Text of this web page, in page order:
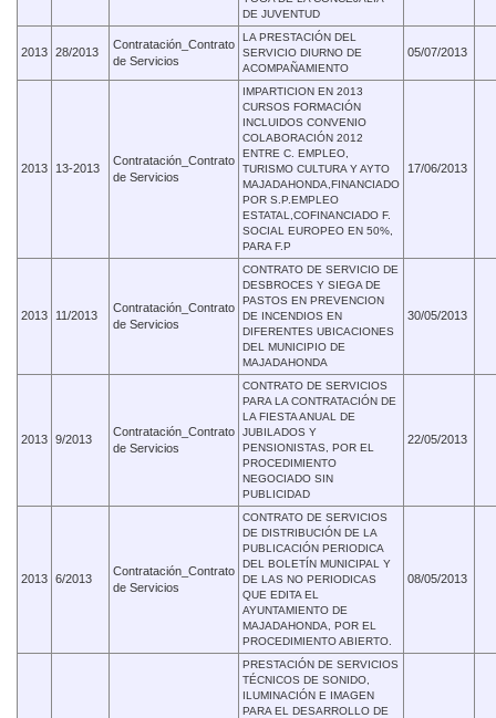
DE JUVENTUD
2013 28/2013
Contratación_Contrato
de Servicios
LA PRESTACIÓN DEL
SERVICIO DIURNO DE
ACOMPAÑAMIENTO
05/07/2013
2013 13-2013
Contratación_Contrato
de Servicios
IMPARTICION EN 2013
CURSOS FORMACIÓN
INCLUIDOS CONVENIO
COLABORACIÓN 2012
ENTRE C. EMPLEO,
TURISMO CULTURA Y AYTO
MAJADAHONDA,FINANCIADO
POR S.P.EMPLEO
ESTATAL,COFINANCIADO F.
SOCIAL EUROPEO EN 50%,
PARA F.P
17/06/2013
2013 11/2013
Contratación_Contrato
de Servicios
CONTRATO DE SERVICIO DE
DESBROCES Y SIEGA DE
PASTOS EN PREVENCION
DE INCENDIOS EN
DIFERENTES UBICACIONES
DEL MUNICIPIO DE
MAJADAHONDA
30/05/2013
2013 9/2013
Contratación_Contrato
de Servicios
CONTRATO DE SERVICIOS
PARA LA CONTRATACIÓN DE
LA FIESTA ANUAL DE
JUBILADOS Y
PENSIONISTAS, POR EL
PROCEDIMIENTO
NEGOCIADO SIN
PUBLICIDAD
22/05/2013
2013 6/2013
Contratación_Contrato
de Servicios
CONTRATO DE SERVICIOS
DE DISTRIBUCIÓN DE LA
PUBLICACIÓN PERIODICA
DEL BOLETÍN MUNICIPAL Y
DE LAS NO PERIODICAS
QUE EDITA EL
AYUNTAMIENTO DE
MAJADAHONDA, POR EL
PROCEDIMIENTO ABIERTO.
08/05/2013
PRESTACIÓN DE SERVICIOS
TÉCNICOS DE SONIDO,
ILUMINACIÓN E IMAGEN
PARA EL DESARROLLO DE